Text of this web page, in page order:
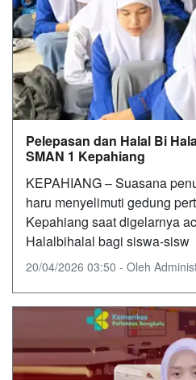
Pelepasan dan Halal Bi
SMAN 1 Kepahiang
KEPAHIANG – Suasana
haru menyelimuti gedung
Kepahiang saat digelarnya
Halalbihalal bagi siswa-sisw
20/04/2026 03:50 - Oleh